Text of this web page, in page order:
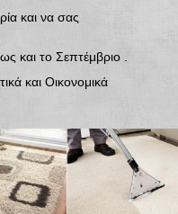
και να σας
και το Σεπτέμβριο .
και Οικονομικά